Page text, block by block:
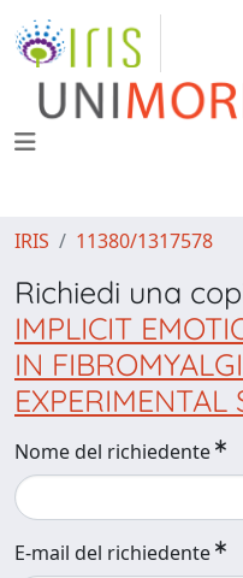
IRIS 11380/1317578
Richiedi una
IMPLICIT
IN
EXPERIMENTAL
Nome del richiedente
E-mail del richiedente